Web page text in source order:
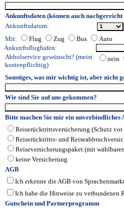
Ankunftsdaten (können auch nachgereicht
Ankunftsdatum:
Mit:
Flug Zug Bus
Auto
Ankunftsflughafen:
Abholservice gewünscht? (meist
kostenpflichtig)
nein
Sonstiges, was mir wichtig ist, aber nicht
Wie sind Sie auf uns gekommen?
Bitte machen Sie mir ein unverbindliches
Reiserücktrittsversicherung (Schutz vor
Reiserücktritts- und
Reiseversicherungspaket (mit
keine Versicherung
AGB
Ich erkenne die AGB von
Ich habe die Hinweise zu verbundenen
Gutschein und Partnerprogramm